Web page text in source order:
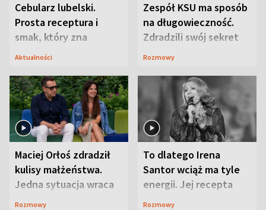
Cebularz lubelski.
Prosta receptura i
smak, który zna
Lubelszczyzna
Aktualności
Zespół KSU ma sposób
na długowieczność.
Zdradzili swój sekret
Rozmowy
Maciej Orłoś zdradził
kulisy małżeństwa.
Jedna sytuacja wraca
jak bumerang
Rozmowy
To dlatego Irena
Santor wciąż ma tyle
energii. Jej recepta
jest zaskakująco
Rozmowy